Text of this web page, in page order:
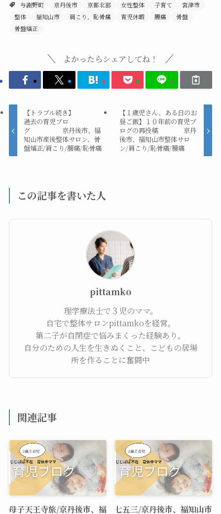
与謝野町
京丹後市 京都北部 女性整体 子育て
宮津市
整体
福知山市 肩こり，恥骨痛 育児休暇 腰痛
骨盤
骨盤矯正
よかったらシェアしてね！
【トラブル続き】
過去の育児ブロ
グ 京丹後市、福
知山市産後整体サロン、骨
盤矯正/肩こり/腰痛/恥骨痛
【１歳児さん、ある日のお
昼ご飯】１０年前の育児ブ
ログの再投稿 京丹
後市、福知山市整体サロ
ン/肩こり/恥骨痛/腰痛
この記事を書いた人
pittamko
理学療法士で３児のママ。
自宅で整体サロンpittamkoを経営。
第二子が自閉症で悩みまくった経験あり。
自分のための人生を生きぬくこと、こどもの居場
所を作ることに奮闘中
関連記事
母子天王寺旅/京丹後市、福 七五三/京丹後市、福知山市